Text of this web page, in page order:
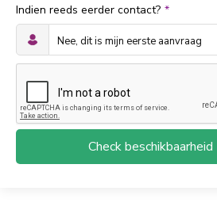
Indien reeds eerder contact? *
Check beschikbaarheid